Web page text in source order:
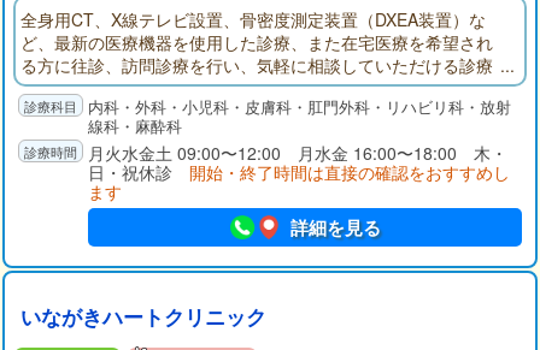
全身用CT、X線テレビ設置、骨密度測定装置（DXEA装置）な
ど、最新の医療機器を使用した診療、また在宅医療を希望され
る方に往診、訪問診療を行い、気軽に相談していただける診療
所を目指します。
内科・外科・小児科・皮膚科・肛門外科・リハビリ科・放射
線科・麻酔科
月火水金土 09:00〜12:00 月水金 16:00〜18:00 木・
日・祝休診 開始・終了時間は直接の確認をおすすめし
ます
詳細を見る
いながきハートクリニック